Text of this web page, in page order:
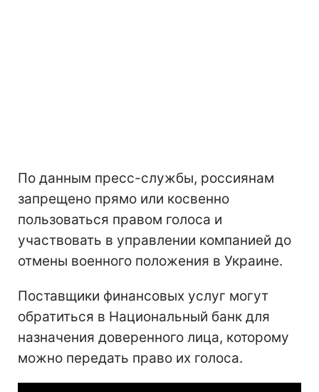
По данным пресс-службы, россиянам
запрещено прямо или косвенно
пользоваться правом голоса и
участвовать в управлении компанией до
отмены военного положения в Украине.
Поставщики финансовых услуг могут
обратиться в Национальный банк для
назначения доверенного лица, которому
можно передать право их голоса.